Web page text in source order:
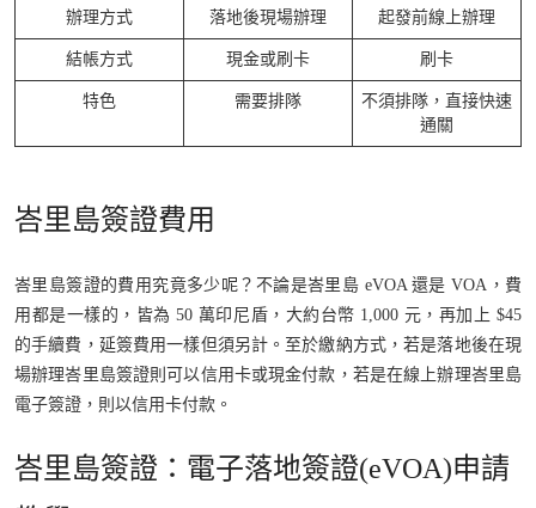
辦理方式 落地後現場辦理 起發前線上辦理
結帳方式 現金或刷卡 刷卡
特色 需要排隊
不須排隊，直接快速
通關
峇里島簽證費用
峇里島簽證的費用究竟多少呢？不論是峇里島 eVOA 還是 VOA，費
用都是一樣的，皆為 50 萬印尼盾，大約台幣 1,000 元，再加上 $45
的手續費，延簽費用一樣但須另計。至於繳納方式，若是落地後在現
場辦理峇里島簽證則可以信用卡或現金付款，若是在線上辦理峇里島
電子簽證，則以信用卡付款。
峇里島簽證：電子落地簽證(eVOA)申請